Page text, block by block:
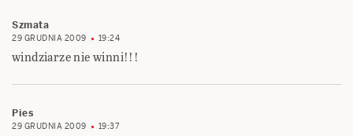
Szmata
29 GRUDNIA 2009 19:24
windziarze nie winni!!!
Pies
29 GRUDNIA 2009 19:37